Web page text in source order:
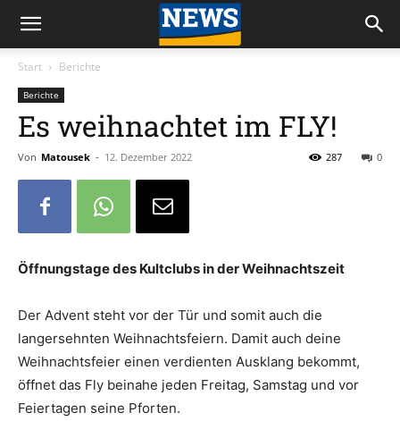
Start Berichte
Berichte
Es weihnachtet im FLY!
Von Matousek - 12. Dezember 2022 0
287
Öffnungstage des Kultclubs in der Weihnachtszeit
Der Advent steht vor der Tür und somit auch die
langersehnten Weihnachtsfeiern. Damit auch deine
Weihnachtsfeier einen verdienten Ausklang bekommt,
öffnet das Fly beinahe jeden Freitag, Samstag und vor
Feiertagen seine Pforten.